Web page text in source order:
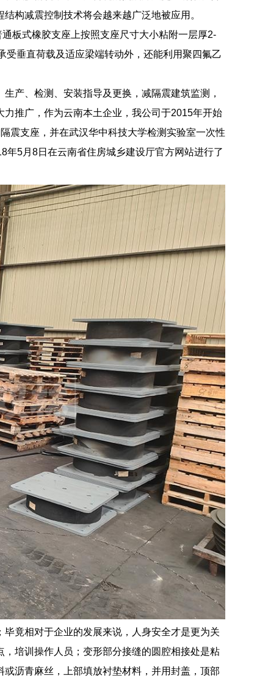
构减震控制技术将会越来越广泛地被应用。
板式橡胶支座上按照支座尺寸大小粘附一层厚2-
垂直荷载及适应梁端转动外，还能利用聚四氟乙
产、检测、安装指导及更换，减隔震建筑监测，
推广，作为云南本土企业，我公司于2015年开始
震支座，并在武汉华中科技大学检测实验室一次性
5月8日在云南省住房城乡建设厅官方网站进行了
竟相对于企业的发展来说，人身安全才是更为关
培训操作人员；变形部分接缝的圆腔相接处是粘
沥青麻丝，上部填放衬垫材料，并用封盖，顶部